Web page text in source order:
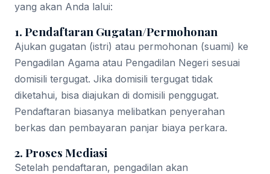
yang akan Anda lalui:
1. Pendaftaran Gugatan/Permohonan
Ajukan gugatan (istri) atau permohonan (suami) ke
Pengadilan Agama atau Pengadilan Negeri sesuai
domisili tergugat. Jika domisili tergugat tidak
diketahui, bisa diajukan di domisili penggugat.
Pendaftaran biasanya melibatkan penyerahan
berkas dan pembayaran panjar biaya perkara.
2. Proses Mediasi
Setelah pendaftaran, pengadilan akan